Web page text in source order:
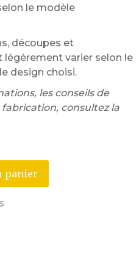
le modèle
découpes et
varier selon le
design choisi.
les conseils de
consultez la
panier